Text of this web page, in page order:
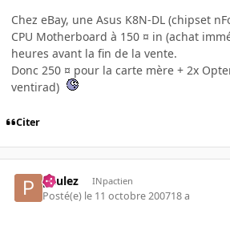
Chez eBay, une Asus K8N-DL (chipset
CPU Motherboard à 150 ¤ in (achat
heures avant la fin de la vente.
Donc 250 ¤ pour la carte mère + 2x
ventirad)
Citer
paulez INpactien
Posté(e) le 11 octobre 200718 a